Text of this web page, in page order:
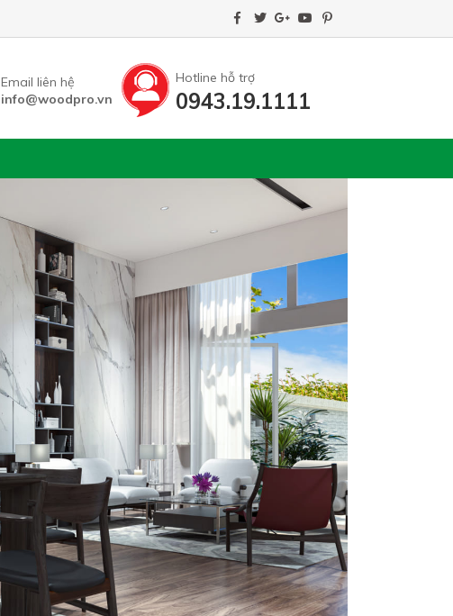
Email liên hệ
info@woodpro.vn
Hotline hỗ trợ
0943.19.1111